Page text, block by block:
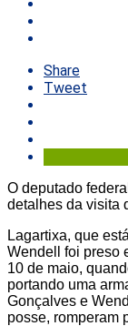
Share
Tweet
O deputado
detalhes da visita
Lagartixa, que
Wendell foi preso
10 de maio,
portando uma
Gonçalves e
posse, romperam